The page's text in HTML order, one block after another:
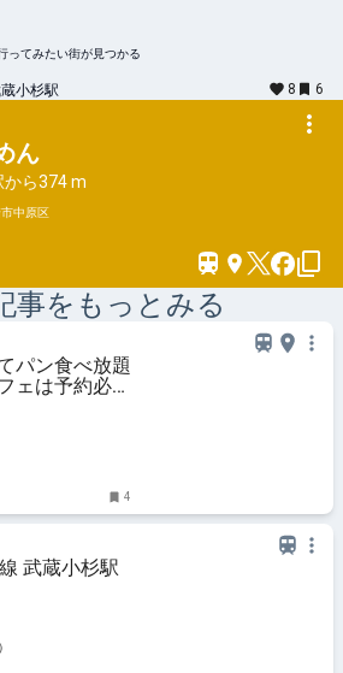
ってみたい街が見つかる
小杉駅 8
6
ん
から374 m
中原区
事をもっとみる
パン食べ放題
ェは予約必
グWeb
4
武蔵小杉駅